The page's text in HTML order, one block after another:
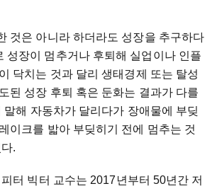
것은 아니라 하더라도 성장을 추구하다
성장이 멈추거나 후퇴해 실업이나 인플
닥치는 것과 달리 생태경제 또는 탈성
된 성장 후퇴 혹은 둔화는 결과가 다를
말해 자동차가 달리다가 장애물에 부딪
이크를 밟아 부딪히기 전에 멈추는 것
.
터 빅터 교수는 2017년부터 50년간 저